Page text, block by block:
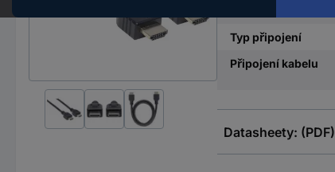
Typ připojení
Připojení kabelu
Datasheety: (PDF)